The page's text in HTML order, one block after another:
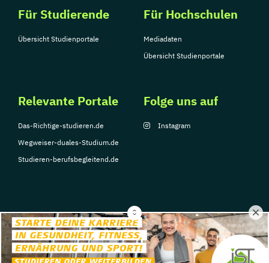
Für Studierende
Übersicht Studienportale
Für Hochschulen
Mediadaten
Übersicht Studienportale
Relevante Portale
Das-Richtige-studieren.de
Wegweiser-duales-Studium.de
Studieren-berufsbegleitend.de
Folge uns auf
Instagram
© Copyright 2026, TarGroup Media GmbH
Impressum
Datenschutzerklärung Nutzungsbedingungen